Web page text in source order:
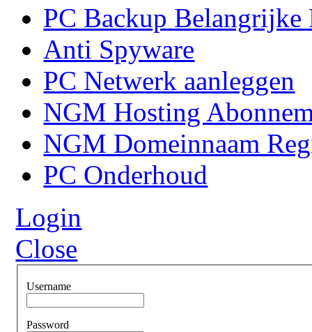
PC Backup Belangrijke
Anti Spyware
PC Netwerk aanleggen
NGM Hosting
NGM Domeinnaam
PC Onderhoud
Login
Close
Username
Password